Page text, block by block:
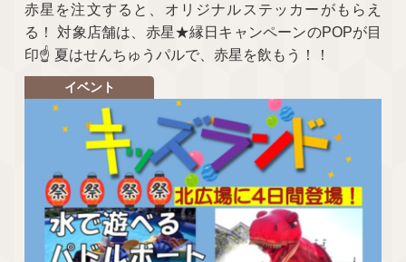
赤星を注文すると、オリジナルステッカーがもらえ
る！ 対象店舗は、赤星★縁日キャンペーンのPOPが目
印☝ 夏はせんちゅうパルで、赤星を飲もう！！
イベント